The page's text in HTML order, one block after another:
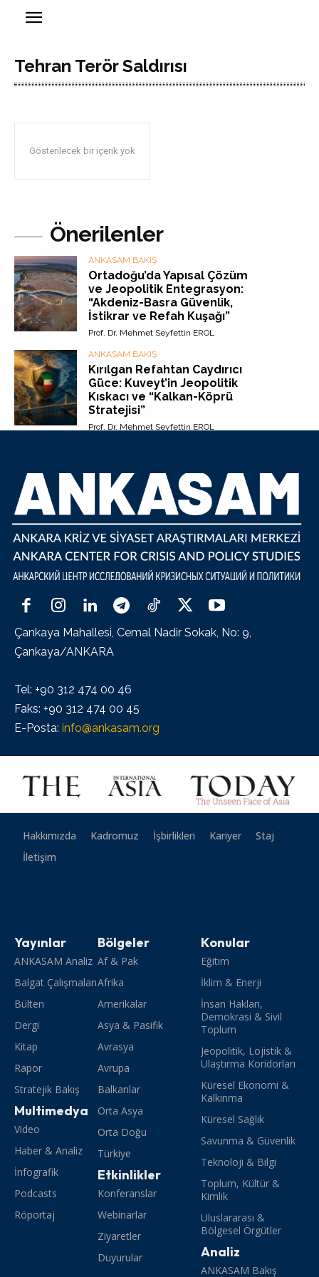
Tehran Terör Saldırısı
Gösterilecek bir içerik yok
Önerilenler
ANKASAM BAKIŞ
Ortadoğu’da Yapısal Çözüm
ve Jeopolitik Entegrasyon:
“Akdeniz-Basra Güvenlik,
İstikrar ve Refah Kuşağı”
Prof. Dr. Mehmet Seyfettin EROL
ANKASAM BAKIŞ
Kırılgan Refahtan Caydırıcı
Güce: Kuveyt’in Jeopolitik
Kıskacı ve “Kalkan-Köprü
Stratejisi”
Prof. Dr. Mehmet Seyfettin EROL
Çankaya Mahallesi, Cemal Nadir Sokak, No: 9,
Çankaya/ANKARA
Tel: +90 312 474 00 46
Faks: +90 312 474 00 45
E-Posta: info@ankasam.org
Hakkımızda Kadromuz İşbirlikleri Kariyer
Staj
İletişim
Yayınlar
ANKASAM Analiz
Balgat Çalışmaları
Bülten
Dergi
Kitap
Rapor
Stratejik Bakış
Multimedya
Video
Haber & Analiz
İnfografik
Podcasts
Röportaj
Bölgeler
Af & Pak
Afrika
Amerikalar
Asya & Pasifik
Avrasya
Avrupa
Balkanlar
Orta Asya
Orta Doğu
Türkiye
Etkinlikler
Konferanslar
Webinarlar
Ziyaretler
Duyurular
Konular
Eğitim
İklim & Enerji
İnsan Hakları,
Demokrasi & Sivil
Toplum
Jeopolitik, Lojistik &
Ulaştırma Koridorları
Küresel Ekonomi &
Kalkınma
Küresel Sağlık
Savunma & Güvenlik
Teknoloji & Bilgi
Toplum, Kültür &
Kimlik
Uluslararası &
Bölgesel Örgütler
Analiz
ANKASAM Bakış